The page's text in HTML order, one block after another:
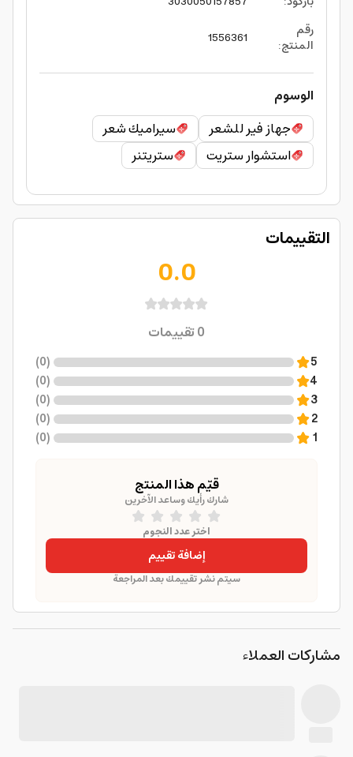
رقم
المنتج:
1556361
الوسوم
جهاز فير للشعر
سيراميك شعر
استشوار ستريت
ستريتنر
التقييمات
0.0
0تقييمات
5
(
0
)
4
(
0
)
3
(
0
)
2
(
0
)
1
(
0
)
قيّم هذا المنتج
شارك رأيك وساعد الآخرين
اختر عدد النجوم
إضافة تقييم
سيتم نشر تقييمك بعد المراجعة
مشاركات العملاء